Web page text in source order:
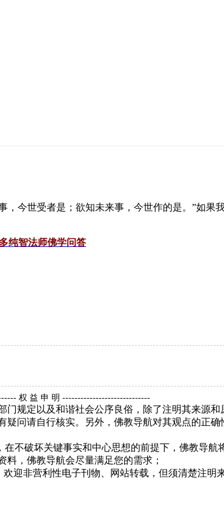
今世受者是；欲知未来事，今世作的是。”如果
纯智法师佛学问答
权 益 申 明 -----------------------------
门规定以及和谐社会公序良俗，除了注明其来源
问请自行核实。另外，佛教导航对其观点的正
不破坏关键事实和中心思想的前提下，佛教导
，佛教导航会尽量满足您的需求；
非营利性电子刊物、网站转载，但须清楚注明